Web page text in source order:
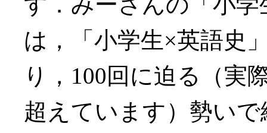
は，「小学生×英語史
り，100回に迫る（実
超えています）勢い